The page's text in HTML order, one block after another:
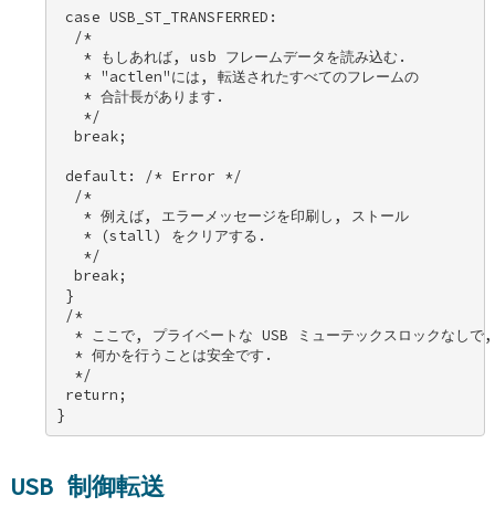
case USB_ST_TRANSFERRED:
  /*
   * もしあれば, usb フレームデータを読み込む.
   * "actlen"には, 転送されたすべてのフレームの
   * 合計長があります.
   */
  break;
default: /* Error */
  /*
   * 例えば, エラーメッセージを印刷し, ストール
   * (stall) をクリアする.
   */
  break;
}
/*
* ここで, プライベートな USB ミューテックスロックなし
  * 何かを行うことは安全です.
  */
return;
}
USB 制御転送